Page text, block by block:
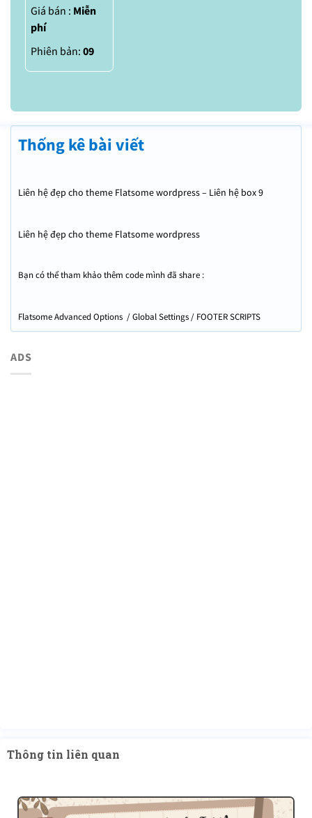
Giá bán : Miễn
phí
Phiên bản: 09
Thống kê bài viết
Liên hệ đẹp cho theme Flatsome wordpress – Liên hệ box 9
Liên hệ đẹp cho theme Flatsome wordpress
Bạn có thể tham khảo thêm code mình đã share :
Flatsome Advanced Options / Global Settings / FOOTER SCRIPTS
ADS
Thông tin liên quan